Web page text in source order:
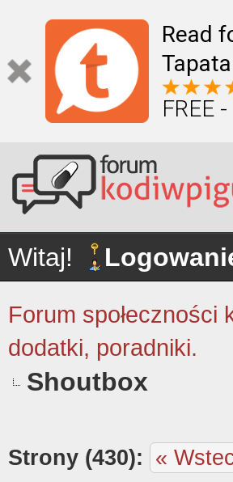
Read
FREE
Witaj!
Forum
dodatki, poradniki.
Shoutbox
Strony (430): «